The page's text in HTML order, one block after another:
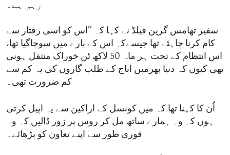
رہی ہے۔
سفیر تھامس گرین فیلڈ نے کہا کہ ’’اس کو اسی رفتار سے
کام کرنا چاہئے تھا جیسےکہ اس کے بارے میں سوچاگیا تھا،
اس انتظام کے تحت ہر ماہ 50 لاکھ ٹن خوراک منتقل ہونی
تھی کیوں کہ دنیا بھرمیں اناج کے طلب گاروں کی یہ کم سے
کم ضرورت تھی۔
اُن کا کہنا تھا کہ میں کونسل کے اراکین سے یہ اپیل کرتی
ہوں کہ وہ ہمارے ساتھ مل کر روس پر زور ڈالیں کہ وہ
فوری طور سے اپنے تعاون کو بڑھائے۔